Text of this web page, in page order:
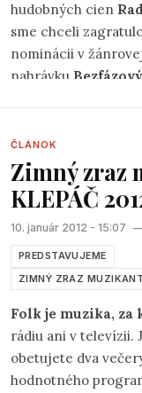
hudobných cien
sme chceli
nominácii v
nahrávku
ČLÁNOK
Zimný zraz
KLEPÁČ
10. január 2012 - 15:07
PREDSTAVUJEME
ZIMNÝ ZRAZ
Folk je muzika,
rádiu ani v televízii.
obetujete dva
hodnotného